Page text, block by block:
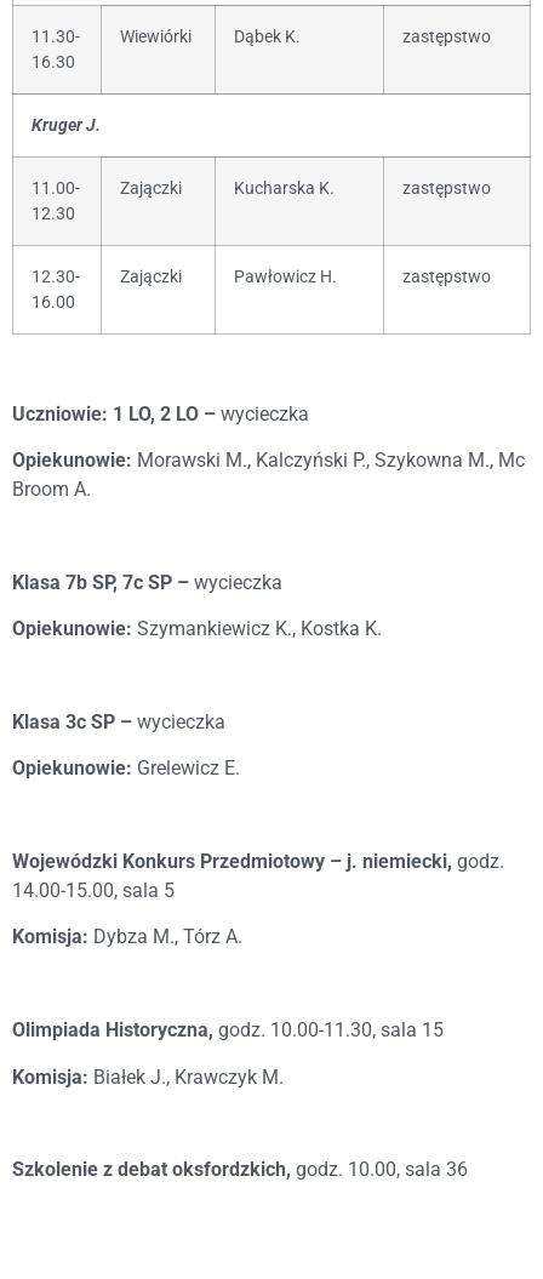
11.30-
16.30
Wiewiórki Dąbek K. zastępstwo
Kruger J.
11.00-
12.30
Zajączki Kucharska K. zastępstwo
12.30-
16.00
Zajączki Pawłowicz H. zastępstwo
Uczniowie: 1 LO, 2 LO – wycieczka
Opiekunowie: Morawski M., Kalczyński P., Szykowna M., Mc
Broom A.
Klasa 7b SP, 7c SP – wycieczka
Opiekunowie: Szymankiewicz K., Kostka K.
Klasa 3c SP – wycieczka
Opiekunowie: Grelewicz E.
Wojewódzki Konkurs Przedmiotowy – j. niemiecki, godz.
14.00-15.00, sala 5
Komisja: Dybza M., Tórz A.
Olimpiada Historyczna, godz. 10.00-11.30, sala 15
Komisja: Białek J., Krawczyk M.
Szkolenie z debat oksfordzkich, godz. 10.00, sala 36